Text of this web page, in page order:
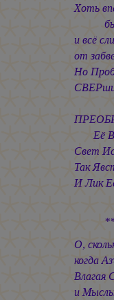
Хоть
и всё
от
Но
Её
Свет
Так
И Лик
О,
когда
Влагая
и